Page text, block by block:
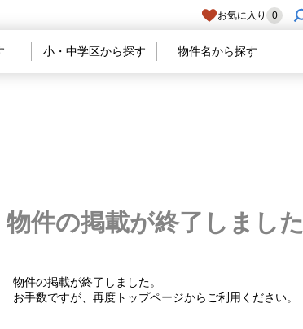
お気に入り 0
小・中学区から探す 物件名から探す
物件の掲載が終了しました
物件の掲載が終了しました。
お手数ですが、再度トップページからご利用ください。